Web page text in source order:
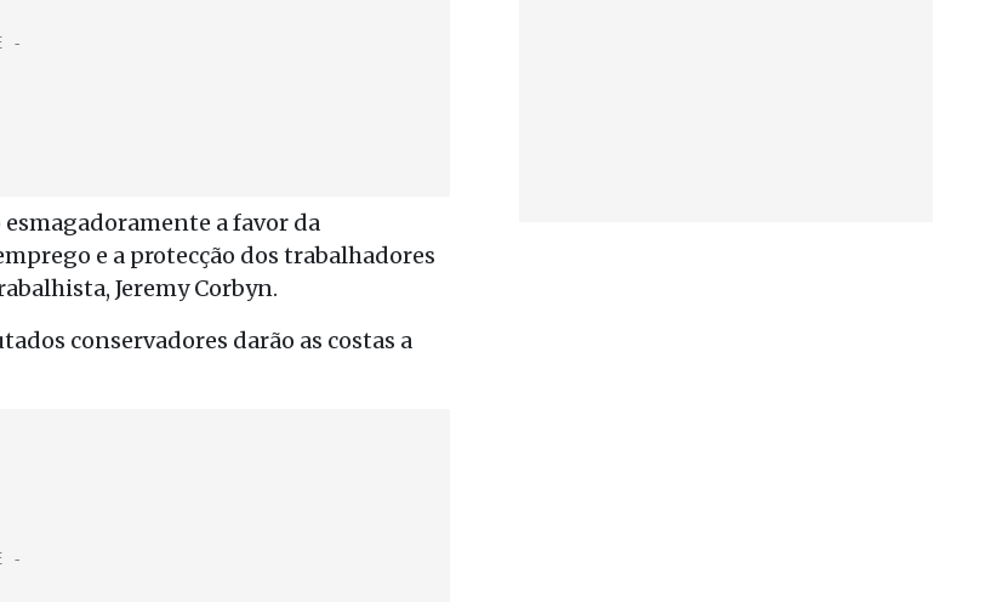
a favor da
e a protecção dos trabalhadores
Jeremy Corbyn.
conservadores darão as costas a